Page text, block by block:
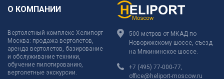
О КОМПАНИИ
Вертолетный комплекс Хелипорт
Москва: продажа вертолетов,
аренда вертолетов, базирование
и обслуживание техники,
обучение пилотированию,
вертолетные экскурсии.
500 метров от МКАД по
Новорижскому шоссе, съезд
на Мякининское шоссе.
+7 (495) 77-000-77,
office@heliport-moscow.ru